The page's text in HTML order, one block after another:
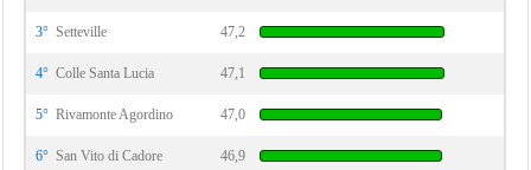
3° Setteville 47,2
4° Colle Santa Lucia 47,1
5° Rivamonte Agordino 47,0
6° San Vito di Cadore 46,9